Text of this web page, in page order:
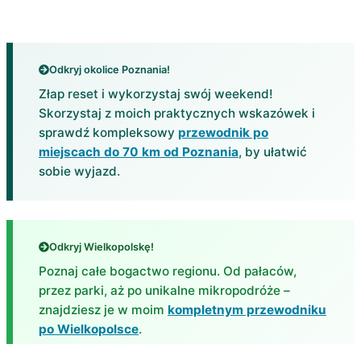
Odkryj okolice Poznania!
Złap reset i wykorzystaj swój weekend!
Skorzystaj z moich praktycznych wskazówek i
sprawdź kompleksowy przewodnik po
miejscach do 70 km od Poznania, by ułatwić
sobie wyjazd.
Odkryj Wielkopolskę!
Poznaj całe bogactwo regionu. Od pałaców,
przez parki, aż po unikalne mikropodróże –
znajdziesz je w moim kompletnym przewodniku
po Wielkopolsce.